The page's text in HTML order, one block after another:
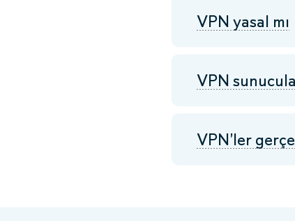
VPN yasal mı
VPN
VPN’ler